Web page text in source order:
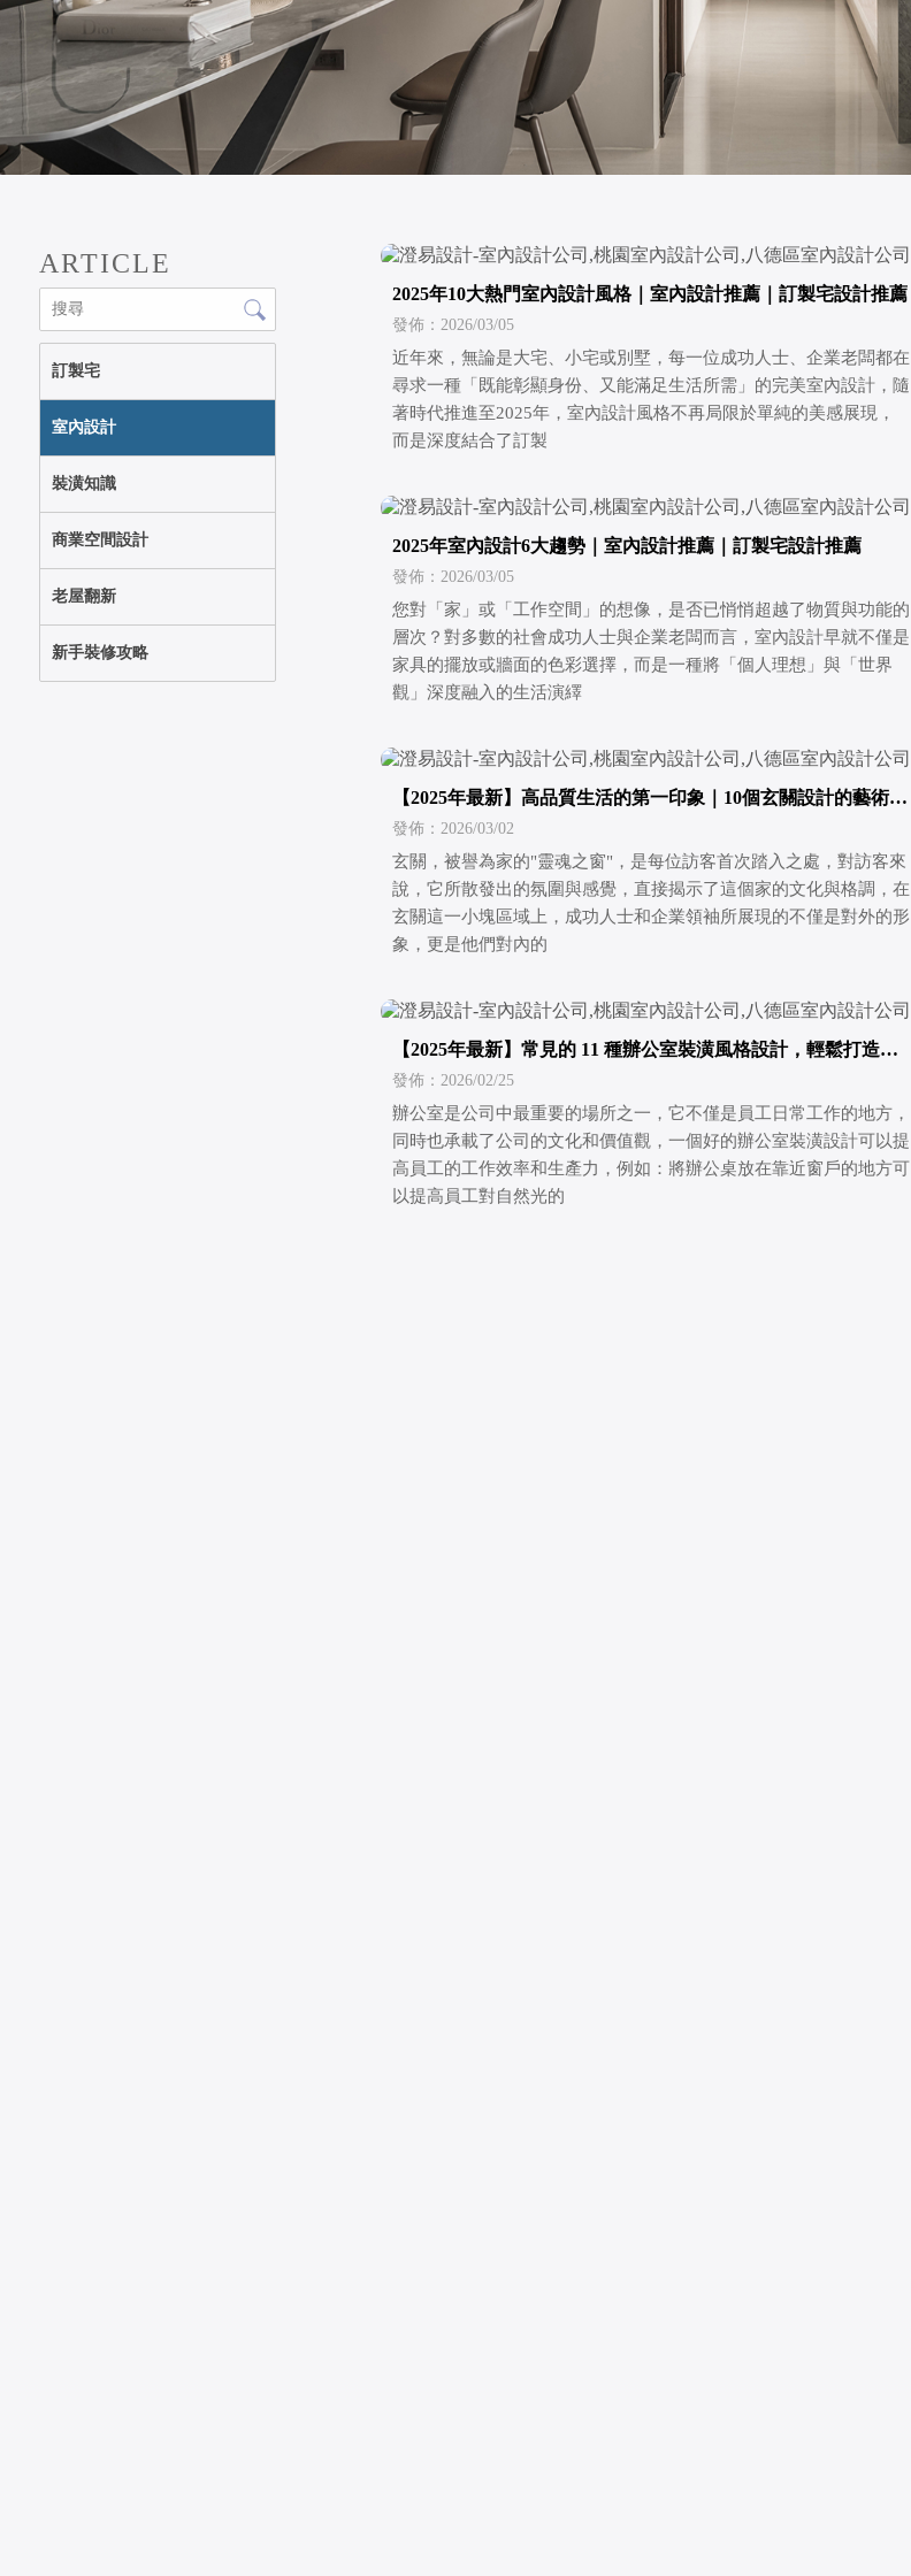
ARTICLE
訂製宅
室內設計
裝潢知識
商業空間設計
老屋翻新
新手裝修攻略
2025年10大熱門室內設計風格｜室內設計推薦｜訂製宅設計推薦
發佈：2026/03/05
近年來，無論是大宅、小宅或別墅，每一位成功人士、企業老闆都在
尋求一種「既能彰顯身份、又能滿足生活所需」的完美室內設計，隨
著時代推進至2025年，室內設計風格不再局限於單純的美感展現，
而是深度結合了訂製
2025年室內設計6大趨勢｜室內設計推薦｜訂製宅設計推薦
發佈：2026/03/05
您對「家」或「工作空間」的想像，是否已悄悄超越了物質與功能的
層次？對多數的社會成功人士與企業老闆而言，室內設計早就不僅是
家具的擺放或牆面的色彩選擇，而是一種將「個人理想」與「世界
觀」深度融入的生活演繹
【2025年最新】高品質生活的第一印象｜10個玄關設計的藝術與
技巧
發佈：2026/03/02
玄關，被譽為家的"靈魂之窗"，是每位訪客首次踏入之處，對訪客來
說，它所散發出的氛圍與感覺，直接揭示了這個家的文化與格調，在
玄關這一小塊區域上，成功人士和企業領袖所展現的不僅是對外的形
象，更是他們對內的
【2025年最新】常見的 11 種辦公室裝潢風格設計，輕鬆打造公
司品牌形象
發佈：2026/02/25
辦公室是公司中最重要的場所之一，它不僅是員工日常工作的地方，
同時也承載了公司的文化和價值觀，一個好的辦公室裝潢設計可以提
高員工的工作效率和生產力，例如：將辦公桌放在靠近窗戶的地方可
以提高員工對自然光的